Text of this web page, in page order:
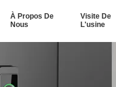
À Propos De
Nous
Visite De
L'usine